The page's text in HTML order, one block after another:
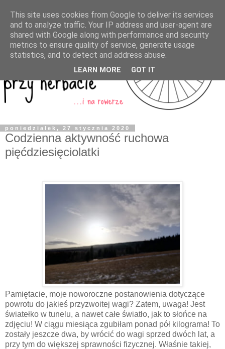
poniedziałek, 27 stycznia 2020
Codzienna aktywność ruchowa
pięćdziesięciolatki
Pamiętacie, moje noworoczne postanowienia dotyczące
powrotu do jakieś przyzwoitej wagi? Zatem, uwaga! Jest
światełko w tunelu, a nawet całe światło, jak to słońce na
zdjęciu! W ciągu miesiąca zgubiłam ponad pół kilograma! To
zostały jeszcze dwa, by wrócić do wagi sprzed dwóch lat, a
przy tym do większej sprawności fizycznej. Właśnie takiej,
This site uses cookies from Google to deliver its services
and to analyze traffic. Your IP address and user-agent are
shared with Google along with performance and security
metrics to ensure quality of service, generate usage
statistics, and to detect and address abuse.
LEARN MORE GOT IT